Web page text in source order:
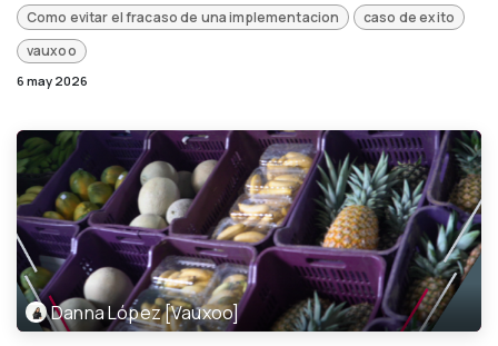
Como evitar el fracaso de una implementacion
caso de exito
vauxoo
6 may 2026
Danna López [Vauxoo]